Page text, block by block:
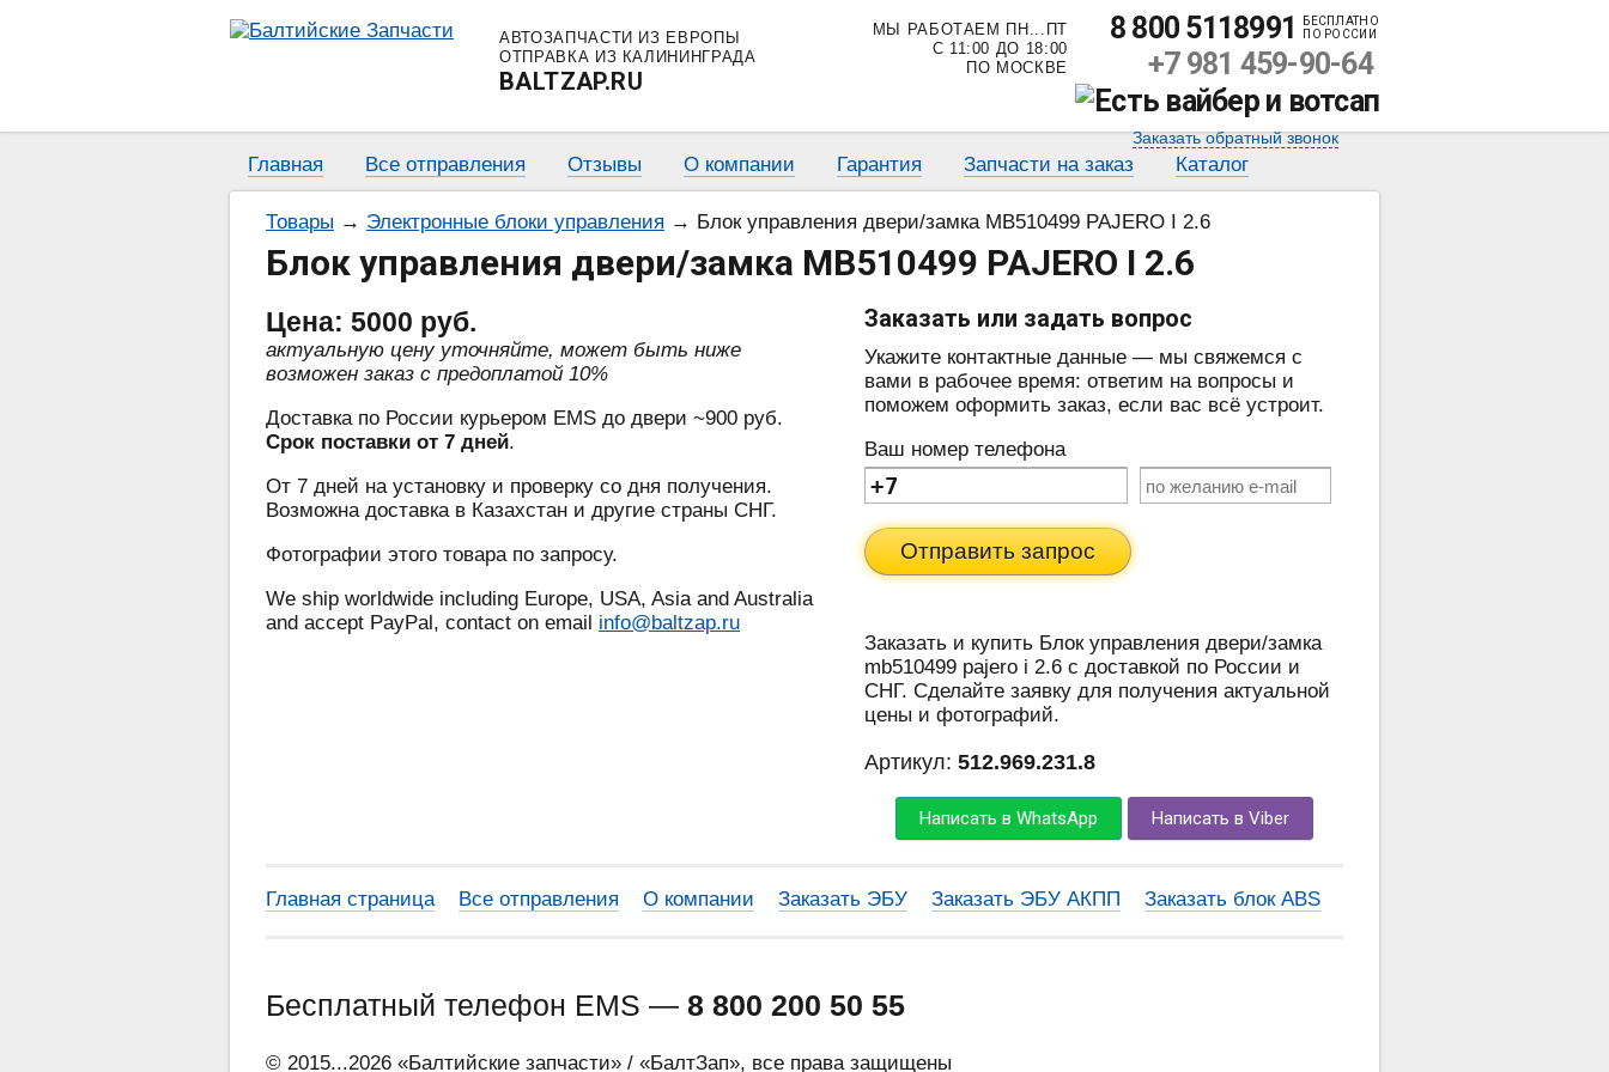
АВТОЗАПЧАСТИ ИЗ ЕВРОПЫ
ОТПРАВКА ИЗ КАЛИНИНГРАДА
BALTZAP.RU
МЫ РАБОТАЕМ ПН...ПТ
С 11:00 ДО 18:00
ПО МОСКВЕ
8 800 5118991
БЕСПЛАТНО
ПО РОССИИ
+7 981 459-90-64
Заказать обратный звонок
Главная Все отправления Отзывы О компании Гарантия Запчасти на заказ Каталог
Товары → Электронные блоки управления → Блок управления двери/замка MB510499 PAJERO I 2.6
Блок управления двери/замка MB510499 PAJERO I 2.6
Цена: 5000 руб.
актуальную цену уточняйте, может быть ниже
возможен заказ с предоплатой 10%
Доставка по России курьером EMS до двери ~900 руб.
Срок поставки от 7 дней.
От 7 дней на установку и проверку со дня получения.
Возможна доставка в Казахстан и другие страны СНГ.
Фотографии этого товара по запросу.
We ship worldwide including Europe, USA, Asia and Australia
and accept PayPal, contact on email info@baltzap.ru
Заказать или задать вопрос
Укажите контактные данные — мы свяжемся с
вами в рабочее время: ответим на вопросы и
поможем оформить заказ, если вас всё устроит.
Ваш номер телефона
Отправить запрос
Заказать и купить Блок управления двери/замка
mb510499 pajero i 2.6 с доставкой по России и
СНГ. Сделайте заявку для получения актуальной
цены и фотографий.
Артикул: 512.969.231.8
Написать в WhatsApp Написать в Viber
Главная страница Все отправления О компании Заказать ЭБУ Заказать ЭБУ АКПП Заказать блок ABS
Бесплатный телефон EMS — 8 800 200 50 55
© 2015...2026 «Балтийские запчасти» / «БалтЗап», все права защищены